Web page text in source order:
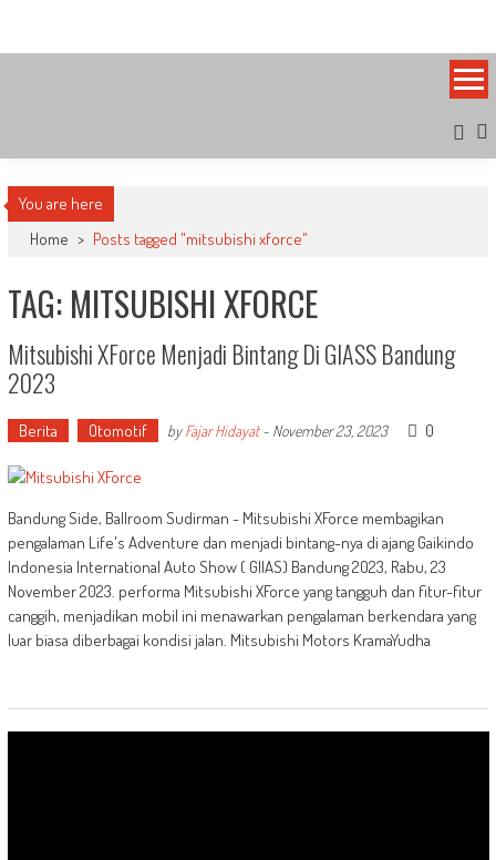
content
You are here
Home > Posts tagged "mitsubishi xforce"
TAG: MITSUBISHI XFORCE
Mitsubishi XForce Menjadi Bintang Di GIASS Bandung
2023
Berita Otomotif byFajar Hidayat- November 23, 2023 0
Bandung Side, Ballroom Sudirman - Mitsubishi XForce membagikan
pengalaman Life's Adventure dan menjadi bintang-nya di ajang Gaikindo
Indonesia International Auto Show ( GIIAS) Bandung 2023, Rabu, 23
November 2023. performa Mitsubishi XForce yang tangguh dan fitur-fitur
canggih, menjadikan mobil ini menawarkan pengalaman berkendara yang
luar biasa diberbagai kondisi jalan. Mitsubishi Motors KramaYudha